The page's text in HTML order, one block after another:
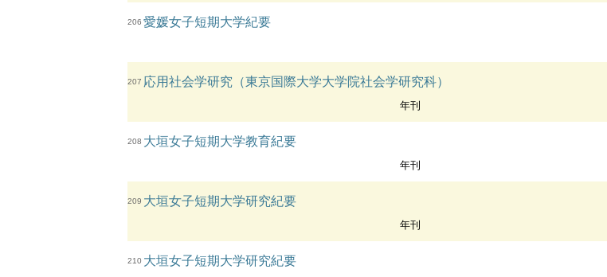
206 愛媛女子短期大学紀要
207 応用社会学研究（東京国際大学大学院社会学研究科）
年刊
208 大垣女子短期大学教育紀要
年刊
209 大垣女子短期大学研究紀要
年刊
210 大垣女子短期大学研究紀要